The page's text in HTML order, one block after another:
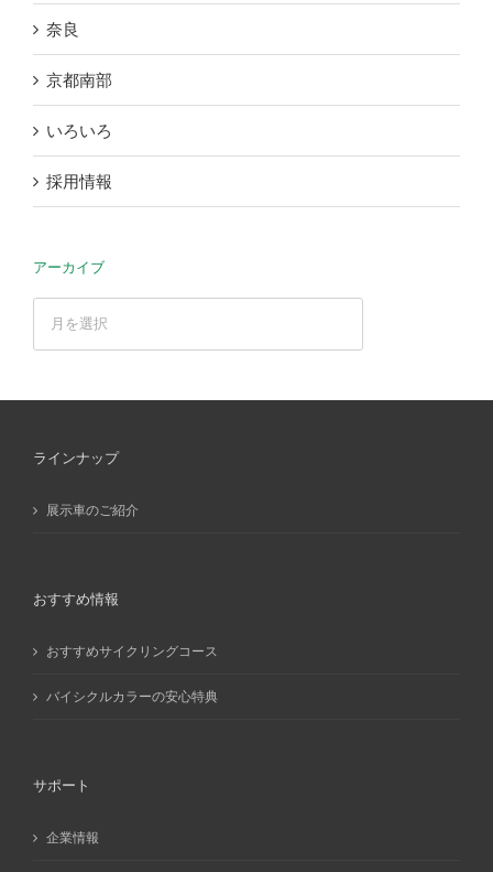
奈良
京都南部
いろいろ
採用情報
アーカイブ
ラインナップ
展示車のご紹介
おすすめ情報
おすすめサイクリングコース
バイシクルカラーの安心特典
サポート
企業情報